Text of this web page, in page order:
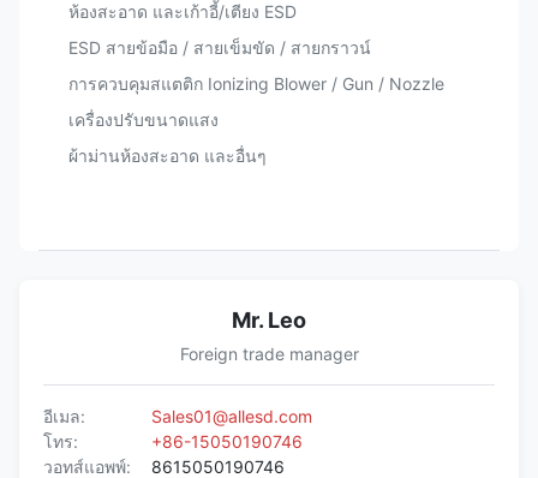
ห้องสะอาด และเก้าอี้/เตียง ESD
ESD สายข้อมือ / สายเข็มขัด / สายกราวน์
การควบคุมสแตติก Ionizing Blower / Gun / Nozzle
เครื่องปรับขนาดแสง
ผ้าม่านห้องสะอาด และอื่นๆ
Mr. Leo
Foreign trade manager
อีเมล:
Sales01@allesd.com
โทร:
+86-15050190746
วอทส์แอพพ์:
8615050190746